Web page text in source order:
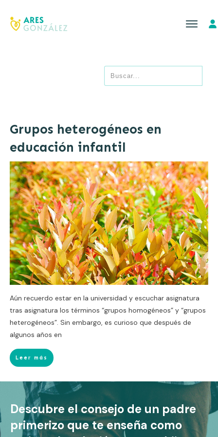
Grupos heterogéneos en
educación infantil
Aún recuerdo estar en la universidad y escuchar asignatura
tras asignatura los términos “grupos homogéneos” y “grupos
heterogéneos”. Sin embargo, es curioso que después de
algunos años en
Leer más
Descubre el consejo de un padre
primerizo que te enseña como